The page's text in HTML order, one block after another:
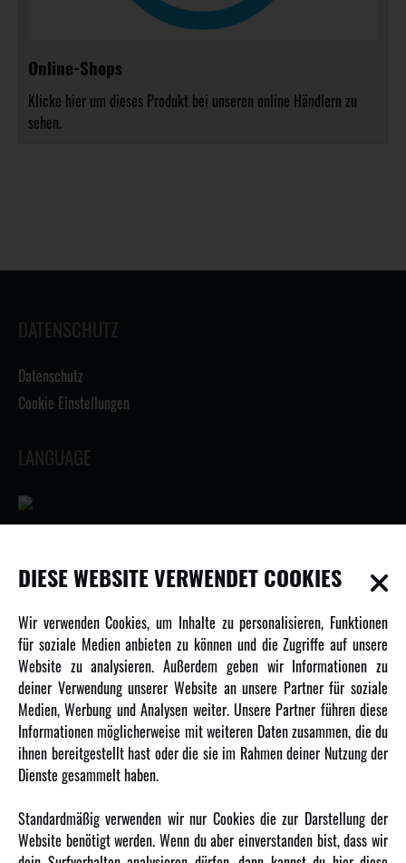
Online-Shops
Klicke hier um dieses Produkt bei unseren online Händlern zu
sehen.
DATENSCHUTZ
Datenschutz
Cookie Einstellungen
LANGUAGE
INFORMATIONEN
Newsletter
Über uns
Karriere
Amewi Kataloge
MEHR VON AMEWI
Amewi Construction - Nutzfahrzeuge
DIESE WEBSITE VERWENDET COOKIES
Wir verwenden Cookies, um Inhalte zu personalisieren, Funktionen
für soziale Medien anbieten zu können und die Zugriffe auf unsere
Website zu analysieren. Außerdem geben wir Informationen zu
deiner Verwendung unserer Website an unsere Partner für soziale
Medien, Werbung und Analysen weiter. Unsere Partner führen diese
Informationen möglicherweise mit weiteren Daten zusammen, die du
ihnen bereitgestellt hast oder die sie im Rahmen deiner Nutzung der
Dienste gesammelt haben.
Standardmäßig verwenden wir nur Cookies die zur Darstellung der
Website benötigt werden. Wenn du aber einverstanden bist, dass wir